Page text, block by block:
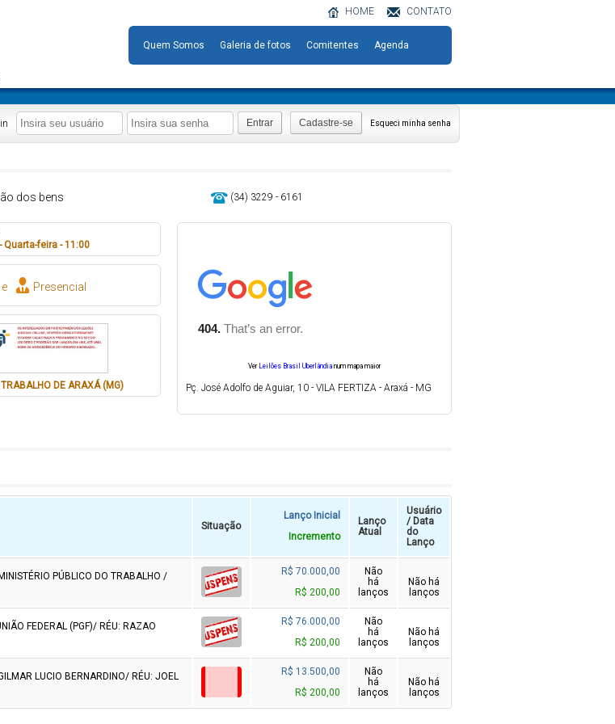
CONTATO
HOME
Quem Somos Galeria de fotos Comitentes Agenda
Entrar Esqueci minha senha
Cadastre-se
dos bens (34) 3229 - 6161
feira - 11:00
e Presencial
DE ARAXÁ (MG)
Ver Leilões Brasil Uberlândia num mapa maior
Pç. José Adolfo de Aguiar, 10 - VILA FERTIZA - Araxá - MG
Situação
Lanço Inicial
Incremento
Lanço
Atual
Usuário
/ Data
do
Lanço
PÚBLICO DO TRABALHO /
R$ 70.000,00
R$ 200,00
Não
há
lanços
Não há
lanços
FEDERAL (PGF)/ RÉU: RAZAO
R$ 76.000,00
R$ 200,00
Não
há
lanços
Não há
lanços
LUCIO BERNARDINO/ RÉU: JOEL
R$ 13.500,00
R$ 200,00
Não
há
lanços
Não há
lanços